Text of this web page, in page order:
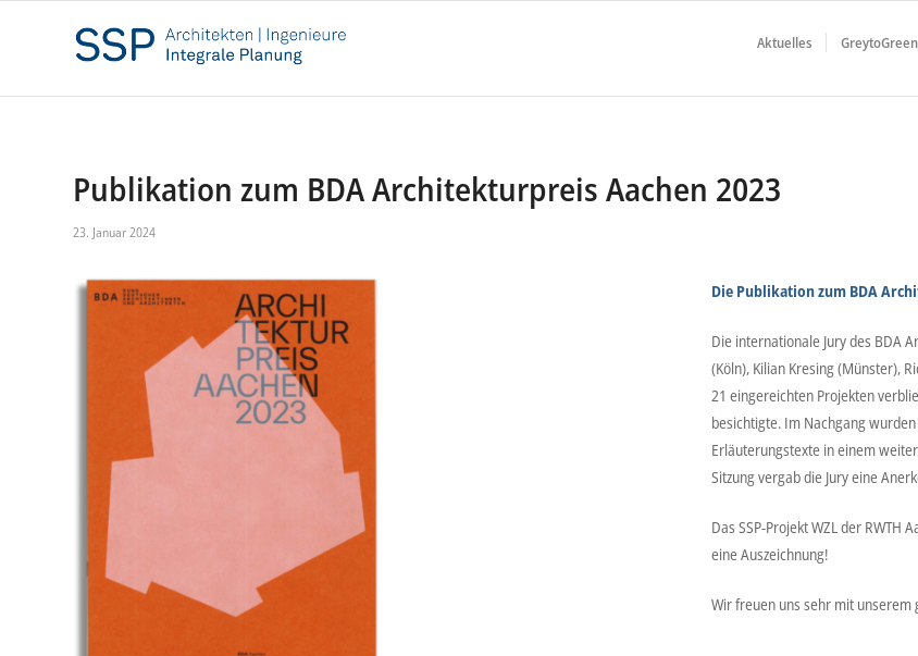
Aktuelles GreytoGreen
Publikation zum BDA Architekturpreis Aachen 2023
23. Januar 2024
Die Publikation zum BDA
Die internationale Jury des BDA
(Köln), Kilian Kresing (Münster),
21 eingereichten Projekten
besichtigte. Im Nachgang
Erläuterungstexte in einem
Sitzung vergab die Jury eine
Das SSP-Projekt WZL der
eine Auszeichnung!
Wir freuen uns sehr mit